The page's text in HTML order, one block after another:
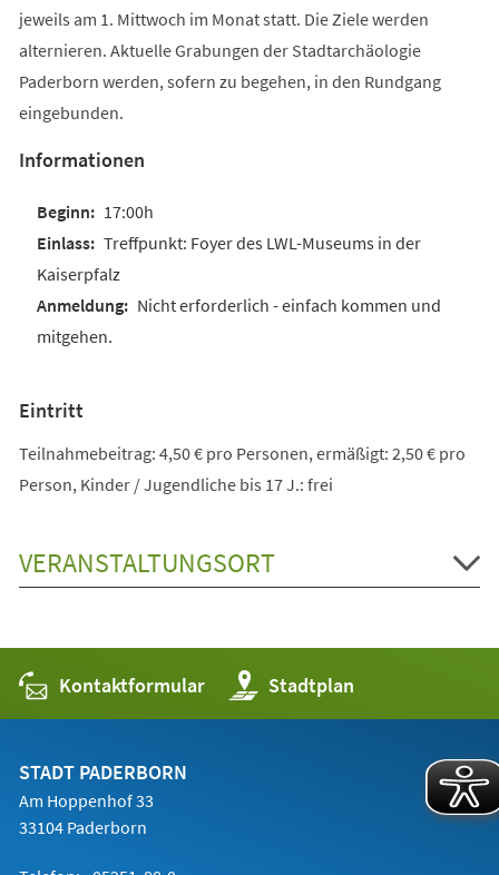
jeweils am 1. Mittwoch im Monat statt. Die Ziele werden
alternieren. Aktuelle Grabungen der Stadtarchäologie
Paderborn werden, sofern zu begehen, in den Rundgang
eingebunden.
Informationen
17:00h
Treffpunkt: Foyer des LWL-Museums in der
Kaiserpfalz
Nicht erforderlich - einfach kommen und
mitgehen.
Eintritt
Teilnahmebeitrag: 4,50 € pro Personen, ermäßigt: 2,50 € pro
Person, Kinder / Jugendliche bis 17 J.: frei
VERANSTALTUNGSORT
Kontaktformular Stadtplan
(Öffnet
in
einem
STADT PADERBORN
Am Hoppenhof 33
33104 Paderborn